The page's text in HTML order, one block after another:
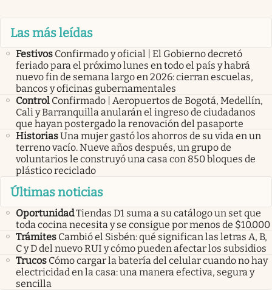
Las más leídas
Festivos Confirmado y oficial | El Gobierno decretó
feriado para el próximo lunes en todo el país y habrá
nuevo fin de semana largo en 2026: cierran escuelas,
bancos y oficinas gubernamentales
Control Confirmado | Aeropuertos de Bogotá, Medellín,
Cali y Barranquilla anularán el ingreso de ciudadanos
que hayan postergado la renovación del pasaporte
HistoriasUna mujer gastó los ahorros de su vida en un
terreno vacío. Nueve años después, un grupo de
voluntarios le construyó una casa con 850 bloques de
plástico reciclado
Últimas noticias
OportunidadTiendas D1 suma a su catálogo un set que
toda cocina necesita y se consigue por menos de $10.000
Trámites Cambió el Sisbén: qué significan las letras A, B,
C y D del nuevo RUI y cómo pueden afectar los subsidios
Trucos Cómo cargar la batería del celular cuando no hay
electricidad en la casa: una manera efectiva, segura y
sencilla